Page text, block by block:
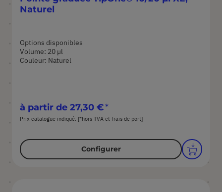
Naturel
Options disponibles
Volume: 20 µl
Couleur: Naturel
à partir de 27,30 €
Prix catalogue indiqué. [*hors TVA et frais de port]
Configurer